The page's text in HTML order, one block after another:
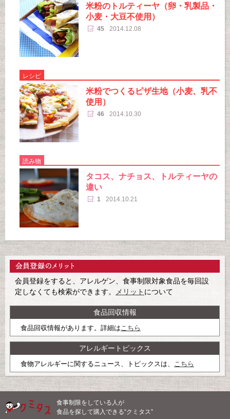
米粉のトルティーヤ（卵・乳製品・
小麦・大豆不使用）
45 2014.12.08
レシピ
米粉でつくるピザ生地（小麦、乳不
使用）
46 2014.10.30
読み物
タコス、ナチョス、トルティーヤの
違い
1 2014.10.21
会員登録をすると、アレルゲン、食事制限対象食品を毎回設
定しなくても検索ができます。
メリット について
食品回収情報
食品回収情報があります。詳細はこちら
アレルギートピックス
食物アレルギーに関するニュース、トピックスは、 こちら
食事制限をしている人が
食品を探して購入できる“クミタス”